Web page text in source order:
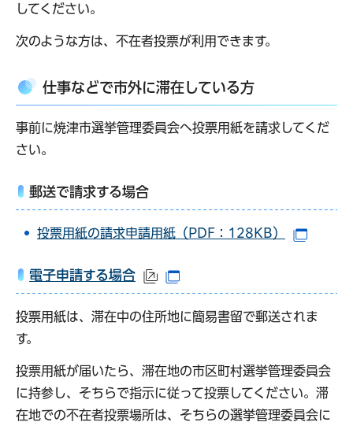
してください。
次のような方は、不在者投票が利用できます。
仕事などで市外に滞在している方
事前に焼津市選挙管理委員会へ投票用紙を請求してくだ
さい。
郵送で請求する場合
投票用紙の請求申請用紙（PDF：128KB）
電子申請する場合 （外部サイトへリンク）
投票用紙は、滞在中の住所地に簡易書留で郵送されま
す。
投票用紙が届いたら、滞在地の市区町村選挙管理委員会
に持参し、そちらで指示に従って投票してください。滞
在地での不在者投票場所は、そちらの選挙管理委員会に